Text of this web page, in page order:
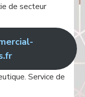
de secteur
Service de